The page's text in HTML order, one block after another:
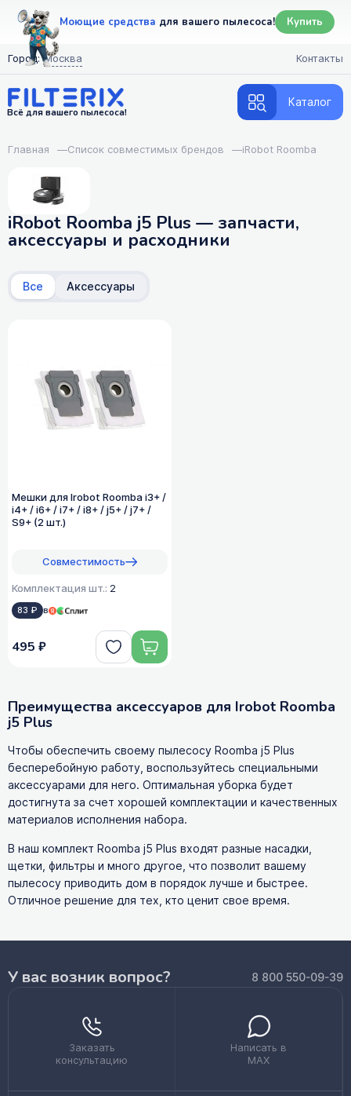
Моющие средства для вашего пылесоса! Купить
Город: Москва Контакты
Всё для вашего пылесоса!
Каталог
Главная —Список совместимых брендов —iRobot Roomba
iRobot Roomba j5 Plus — запчасти,
аксессуары и расходники
Все Аксессуары
Мешки для Irobot Roomba i3+ /
i4+ / i6+ / i7+ / i8+ / j5+ / j7+ /
S9+ (2 шт.)
Совместимость
Комплектация шт.: 2
83 ₽ в
495 ₽
Преимущества аксессуаров для Irobot Roomba
j5 Plus
Чтобы обеспечить своему пылесосу Roomba j5 Plus
бесперебойную работу, воспользуйтесь специальными
аксессуарами для него. Оптимальная уборка будет
достигнута за счет хорошей комплектации и качественных
материалов исполнения набора.
В наш комплект Roomba j5 Plus входят разные насадки,
щетки, фильтры и много другое, что позволит вашему
пылесосу приводить дом в порядок лучше и быстрее.
Отличное решение для тех, кто ценит свое время.
У вас возник вопрос? 8 800 550-09-39
Заказать
консультацию
Написать в
MAX